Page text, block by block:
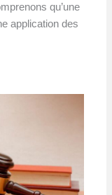
qu’une
application des